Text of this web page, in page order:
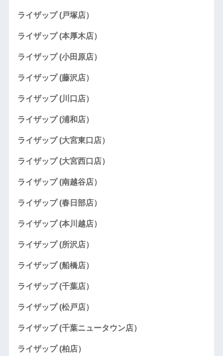
ライザップ (戸塚店）
ライザップ (本厚木店）
ライザップ (小田原店）
ライザップ (藤沢店）
ライザップ (川口店）
ライザップ (浦和店）
ライザップ (大宮東口店）
ライザップ (大宮西口店）
ライザップ (南越谷店）
ライザップ (春日部店）
ライザップ (本川越店）
ライザップ (所沢店）
ライザップ (船橋店）
ライザップ (千葉店）
ライザップ (松戸店）
ライザップ (千葉ニュータウン店）
ライザップ (柏店）